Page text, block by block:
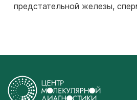
предстательной железы,